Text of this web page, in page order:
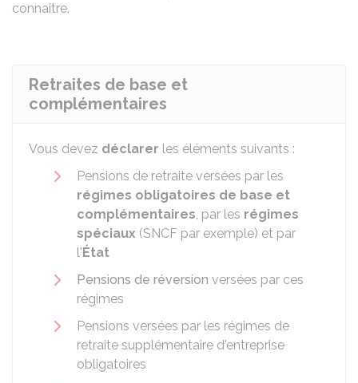
connaître.
Retraites de base et
complémentaires
Vous devez déclarer les éléments suivants :
Pensions de retraite versées par les
régimes obligatoires de base et
complémentaires, par les régimes
spéciaux (SNCF par exemple) et par
l'État
Pensions de réversion versées par ces
régimes
Pensions versées par les régimes de
retraite supplémentaire d'entreprise
obligatoires